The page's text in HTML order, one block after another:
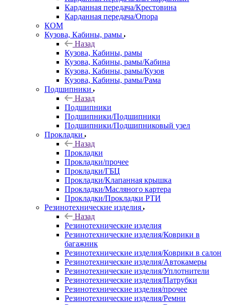
Карданная передача/Крестовина
Карданная передача/Опора
КОМ
Кузова, Кабины, рамы
Назад
Кузова, Кабины, рамы
Кузова, Кабины, рамы/Кабина
Кузова, Кабины, рамы/Кузов
Кузова, Кабины, рамы/Рама
Подшипники
Назад
Подшипники
Подшипники/Подшипники
Подшипники/Подшипниковый узел
Прокладки
Назад
Прокладки
Прокладки/прочее
Прокладки/ГБЦ
Прокладки/Клапанная крышка
Прокладки/Масляного картера
Прокладки/Прокладки РТИ
Резинотехнические изделия
Назад
Резинотехнические изделия
Резинотехнические изделия/Коврики в
багажник
Резинотехнические изделия/Коврики в салон
Резинотехнические изделия/Автокамеры
Резинотехнические изделия/Уплотнители
Резинотехнические изделия/Патрубки
Резинотехнические изделия/прочее
Резинотехнические изделия/Ремни